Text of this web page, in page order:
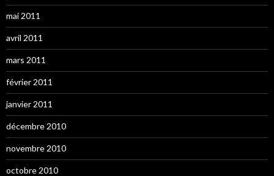
mai 2011
avril 2011
mars 2011
février 2011
janvier 2011
décembre 2010
novembre 2010
octobre 2010